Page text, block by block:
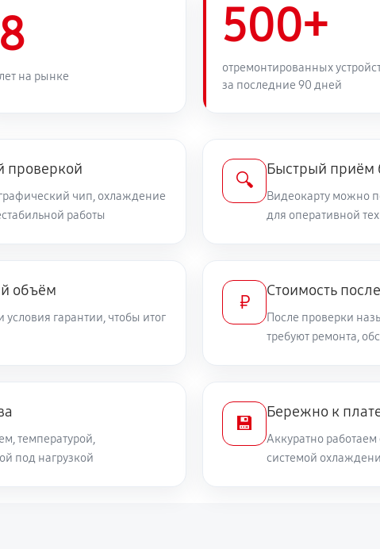
8
на рынке
500+
отремонтированных
за последние 90 дней
проверкой
чип, охлаждение
работы
🔍
Быстрый приём
Видеокарту можно
для оперативной
объём
гарантии, чтобы итог
₽
Стоимость
После проверки
требуют ремонта,
температурой,
под нагрузкой
💾
Бережно к
Аккуратно
системой